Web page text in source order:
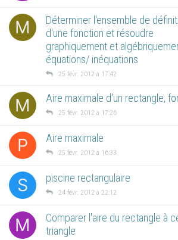
M
Déterminer l'ensemble de
d'une fonction et résoudre
graphiquement et
équations/ inéquations
25 févr. 2012 à 17:42
M Aire maximale d'un rectangle,
25 févr. 2012 à 17:26
P Aire maximale
25 févr. 2012 à 16:33
S piscine rectangulaire
24 févr. 2012 à 22:12
M
Comparer l'aire du rectangle à
triangle